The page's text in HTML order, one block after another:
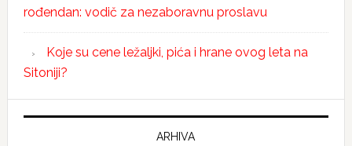
rođendan: vodič za nezaboravnu proslavu
Koje su cene ležaljki, pića i hrane ovog leta na
Sitoniji?
ARHIVA